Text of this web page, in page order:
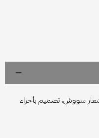
سووش، تصميم بأجزاء